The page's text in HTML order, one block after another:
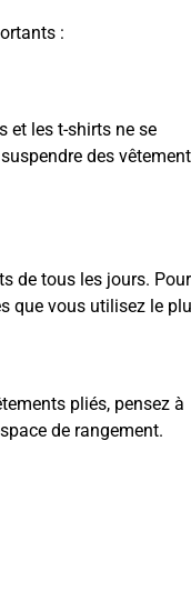
:
et les t-shirts ne se
des
de tous les jours. Pour
que vous utilisez le
pliés, pensez à
de rangement.